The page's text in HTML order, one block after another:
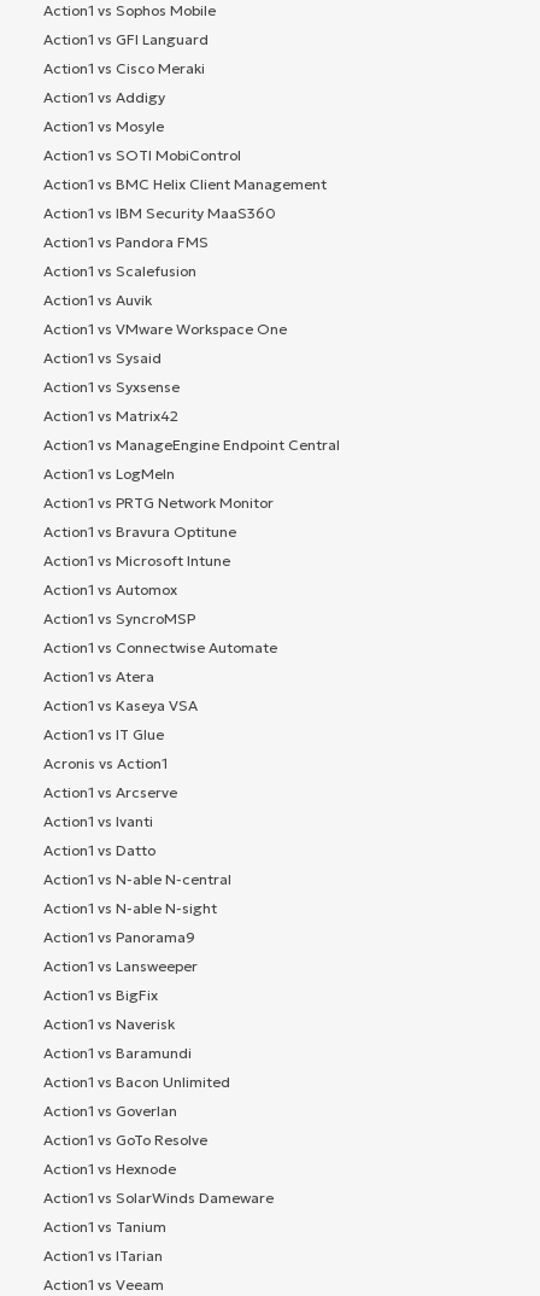
Action1 vs Sophos Mobile
Action1 vs GFI Languard
Action1 vs Cisco Meraki
Action1 vs Addigy
Action1 vs Mosyle
Action1 vs SOTI MobiControl
Action1 vs BMC Helix Client Management
Action1 vs IBM Security MaaS360
Action1 vs Pandora FMS
Action1 vs Scalefusion
Action1 vs Auvik
Action1 vs VMware Workspace One
Action1 vs Sysaid
Action1 vs Syxsense
Action1 vs Matrix42
Action1 vs ManageEngine Endpoint Central
Action1 vs LogMeIn
Action1 vs PRTG Network Monitor
Action1 vs Bravura Optitune
Action1 vs Microsoft Intune
Action1 vs Automox
Action1 vs SyncroMSP
Action1 vs Connectwise Automate
Action1 vs Atera
Action1 vs Kaseya VSA
Action1 vs IT Glue
Acronis vs Action1
Action1 vs Arcserve
Action1 vs Ivanti
Action1 vs Datto
Action1 vs N-able N-central
Action1 vs N-able N-sight
Action1 vs Panorama9
Action1 vs Lansweeper
Action1 vs BigFix
Action1 vs Naverisk
Action1 vs Baramundi
Action1 vs Bacon Unlimited
Action1 vs Goverlan
Action1 vs GoTo Resolve
Action1 vs Hexnode
Action1 vs SolarWinds Dameware
Action1 vs Tanium
Action1 vs ITarian
Action1 vs Veeam